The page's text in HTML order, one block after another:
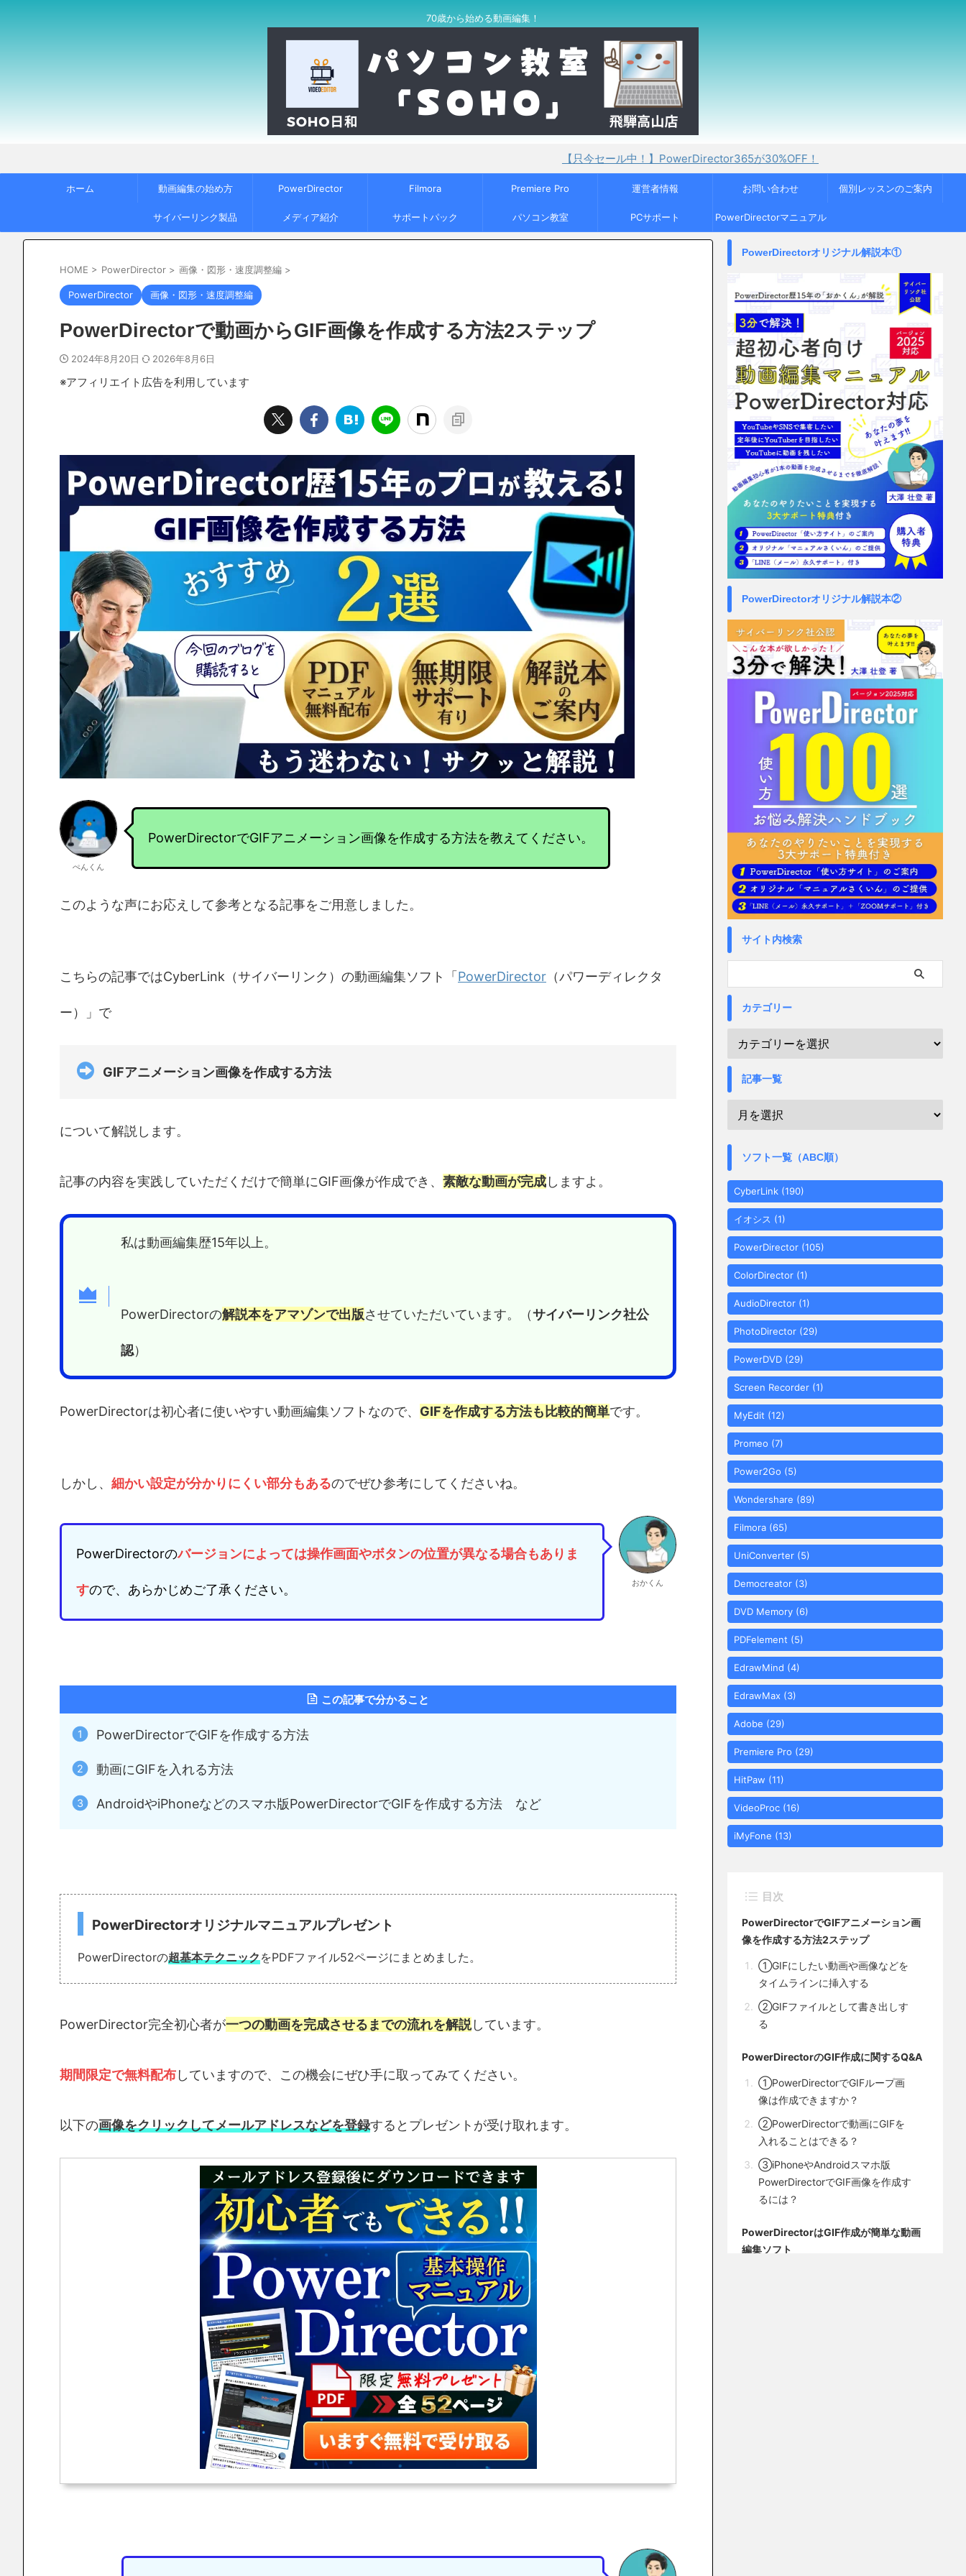
70歳から始める動画編集！
【只今セール中！】PowerDirector365が30%OFF！
ホーム 動画編集の始め方 PowerDirector Filmora Premiere Pro 運営者情報 お問い合わせ 個別レッスンのご案内
サイバーリンク製品 メディア紹介 サポートパック パソコン教室 PCサポート PowerDirectorマニュアル
HOME > PowerDirector > 画像・図形・速度調整編 >
PowerDirector 画像・図形・速度調整編
PowerDirectorで動画からGIF画像を作成する方法2ステップ
2024年8月20日 2026年8月6日
※アフィリエイト広告を利用しています
ぺんくん
PowerDirectorでGIFアニメーション画像を作成する方法を教えてください。
このような声にお応えして参考となる記事をご用意しました。
こちらの記事ではCyberLink（サイバーリンク）の動画編集ソフト「PowerDirector （パワーディレクタ
ー）」で
GIFアニメーション画像を作成する方法
について解説します。
記事の内容を実践していただくだけで簡単にGIF画像が作成でき、 素敵な動画が完成しますよ。
私は動画編集歴15年以上。
PowerDirectorの解説本をアマゾンで出版させていただいています。（サイバーリンク社公
認）
PowerDirectorは初心者に使いやすい動画編集ソフトなので、 GIFを作成する方法も比較的簡単です。
しかし、 細かい設定が分かりにくい部分もあるのでぜひ参考にしてくださいね。
PowerDirectorのバージョンによっては操作画面やボタンの位置が異なる場合もありま
すので、あらかじめご了承ください。 おかくん
この記事で分かること
PowerDirectorでGIFを作成する方法
動画にGIFを入れる方法
AndroidやiPhoneなどのスマホ版PowerDirectorでGIFを作成する方法 など
PowerDirectorオリジナルマニュアルプレゼント
PowerDirectorの超基本テクニックをPDFファイル52ページにまとめました。
PowerDirector完全初心者が一つの動画を完成させるまでの流れを解説しています。
期間限定で無料配布していますので、この機会にぜひ手に取ってみてください。
以下の画像をクリックしてメールアドレスなどを登録するとプレゼントが受け取れます。
PowerDirectorオリジナル解説本①
PowerDirectorオリジナル解説本②
サイト内検索
カテゴリー
記事一覧
ソフト一覧（ABC順）
CyberLink (190)
イオシス (1)
PowerDirector (105)
ColorDirector (1)
AudioDirector (1)
PhotoDirector (29)
PowerDVD (29)
Screen Recorder (1)
MyEdit (12)
Promeo (7)
Power2Go (5)
Wondershare (89)
Filmora (65)
UniConverter (5)
Democreator (3)
DVD Memory (6)
PDFelement (5)
EdrawMind (4)
EdrawMax (3)
Adobe (29)
Premiere Pro (29)
HitPaw (11)
VideoProc (16)
iMyFone (13)
目次
PowerDirectorでGIFアニメーション画
像を作成する方法2ステップ
①GIFにしたい動画や画像などを
タイムラインに挿入する
②GIFファイルとして書き出しす
る
PowerDirectorのGIF作成に関するQ&A
①PowerDirectorでGIFループ画
像は作成できますか？
②PowerDirectorで動画にGIFを
入れることはできる？
③iPhoneやAndroidスマホ版
PowerDirectorでGIF画像を作成す
るには？
PowerDirectorはGIF作成が簡単な動画
編集ソフト